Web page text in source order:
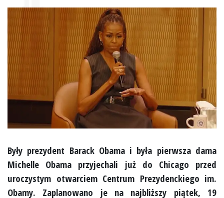
Były prezydent Barack Obama i była pierwsza dama
Michelle Obama przyjechali już do Chicago przed
uroczystym otwarciem Centrum Prezydenckiego im.
Obamy. Zaplanowano je na najbliższy piątek, 19